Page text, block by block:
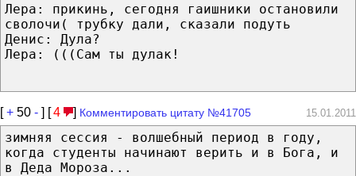
Лера: прикинь, сегодня гаишники остановили
сволочи( трубку дали, сказали подуть
Денис: Дула?
Лера: (((Сам ты дулак!
[+ 50 - ] [4 ] Комментировать цитату №41705 15.01.2011
зимняя сессия - волшебный период в году,
когда студенты начинают верить и в Бога, и
в Деда Мороза...